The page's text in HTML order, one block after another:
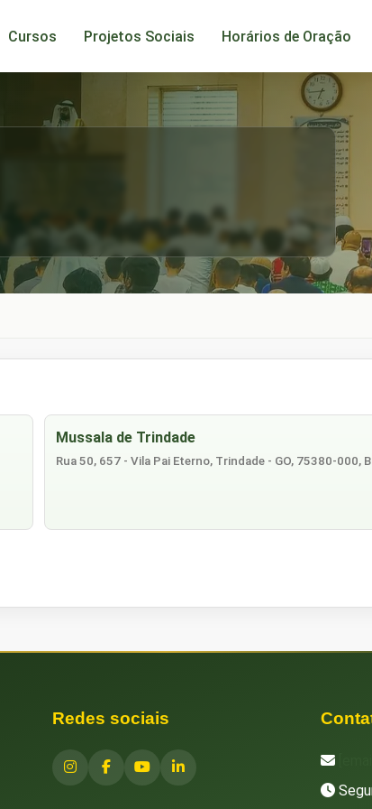
Cursos Projetos Sociais Horários de Oração
Mussala de Trindade
Rua 50, 657 - Vila Pai Eterno, Trindade - GO, 75380-000,
Redes sociais